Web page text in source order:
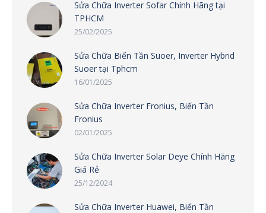
Sửa Chữa Inverter Sofar Chính Hãng tại
TPHCM
25/02/2025
Sửa Chữa Biến Tần Suoer, Inverter Hybrid
Suoer tại Tphcm
16/01/2025
Sửa Chữa Inverter Fronius, Biến Tần
Fronius
02/01/2025
Sửa Chữa Inverter Solar Deye Chính Hãng
Giá Rẻ
25/12/2024
Sửa Chữa Inverter Huawei, Biến Tần